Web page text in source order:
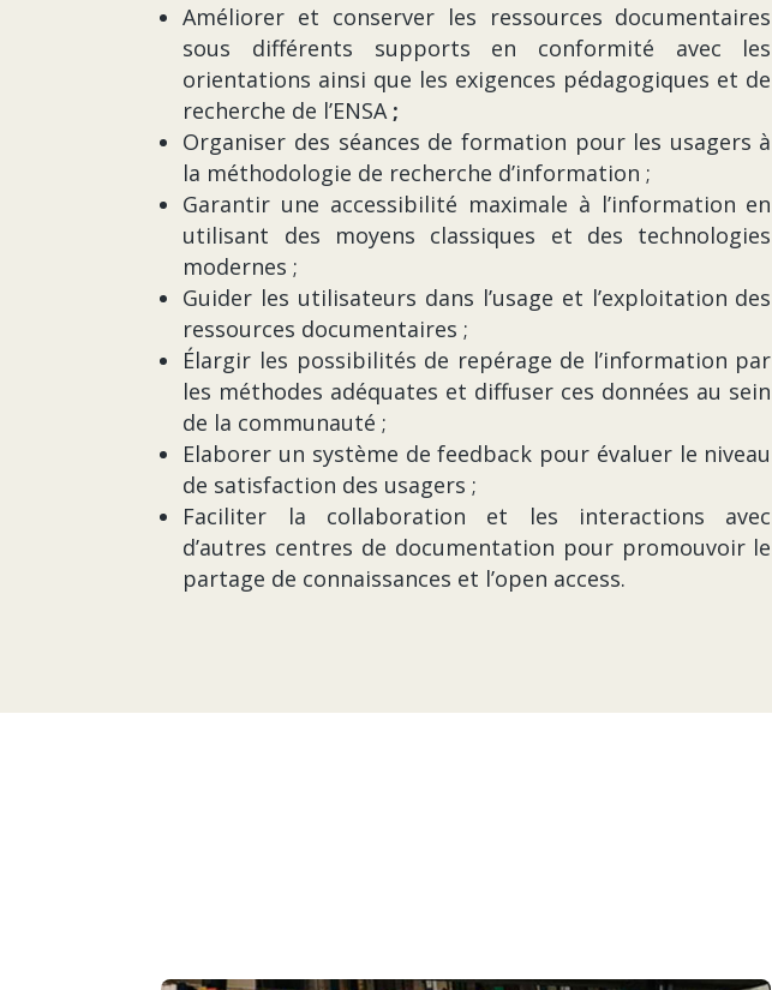
Améliorer et conserver les ressources documentaires
sous différents supports en conformité avec les
orientations ainsi que les exigences pédagogiques et de
recherche de l’ENSA ;
Organiser des séances de formation pour les usagers à
la méthodologie de recherche d’information ;
Garantir une accessibilité maximale à l’information en
utilisant des moyens classiques et des technologies
modernes ;
Guider les utilisateurs dans l’usage et l’exploitation des
ressources documentaires ;
Élargir les possibilités de repérage de l’information par
les méthodes adéquates et diffuser ces données au sein
de la communauté ;
Elaborer un système de feedback pour évaluer le niveau
de satisfaction des usagers ;
Faciliter la collaboration et les interactions avec
d’autres centres de documentation pour promouvoir le
partage de connaissances et l’open access.